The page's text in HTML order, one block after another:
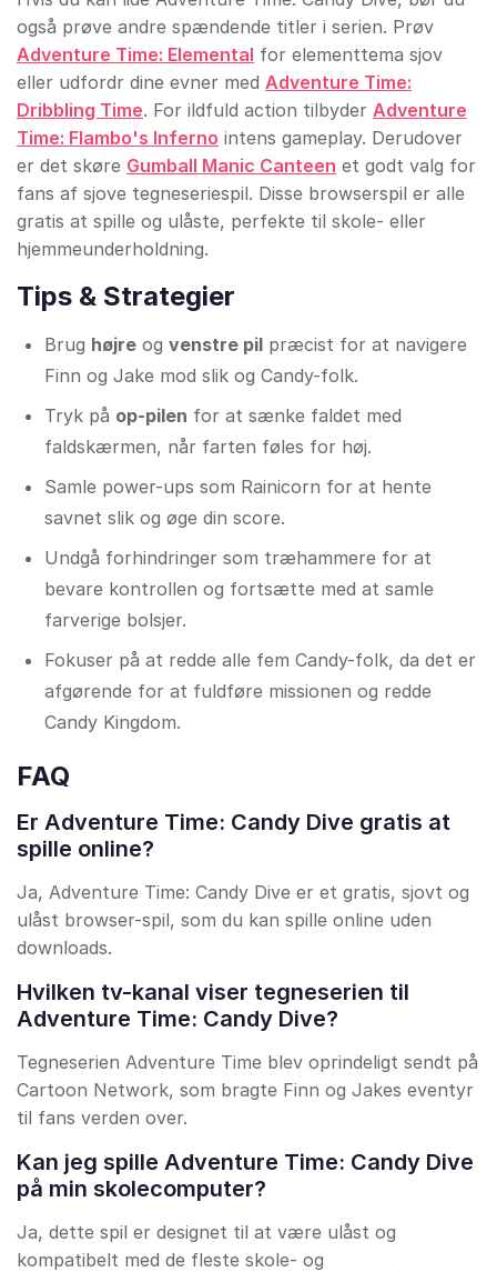
også prøve andre spændende titler i serien. Prøv
Adventure Time: Elemental for elementtema sjov
eller udfordr dine evner med Adventure Time:
Dribbling Time. For ildfuld action tilbyder Adventure
Time: Flambo's Inferno intens gameplay. Derudover
er det skøre Gumball Manic Canteen et godt valg for
fans af sjove tegneseriespil. Disse browserspil er alle
gratis at spille og ulåste, perfekte til skole- eller
hjemmeunderholdning.
Tips & Strategier
Brug højre og venstre pil præcist for at navigere
Finn og Jake mod slik og Candy-folk.
Tryk på op-pilen for at sænke faldet med
faldskærmen, når farten føles for høj.
Samle power-ups som Rainicorn for at hente
savnet slik og øge din score.
Undgå forhindringer som træhammere for at
bevare kontrollen og fortsætte med at samle
farverige bolsjer.
Fokuser på at redde alle fem Candy-folk, da det er
afgørende for at fuldføre missionen og redde
Candy Kingdom.
FAQ
Er Adventure Time: Candy Dive gratis at
spille online?
Ja, Adventure Time: Candy Dive er et gratis, sjovt og
ulåst browser-spil, som du kan spille online uden
downloads.
Hvilken tv-kanal viser tegneserien til
Adventure Time: Candy Dive?
Tegneserien Adventure Time blev oprindeligt sendt på
Cartoon Network, som bragte Finn og Jakes eventyr
til fans verden over.
Kan jeg spille Adventure Time: Candy Dive
på min skolecomputer?
Ja, dette spil er designet til at være ulåst og
kompatibelt med de fleste skole- og